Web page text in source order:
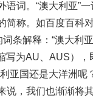
语词。“澳大利亚”
简称。如百度百科
词条解释：“澳大利
写为AU、AUS），
亚国还是大洋洲呢
说，我们也渐渐将其